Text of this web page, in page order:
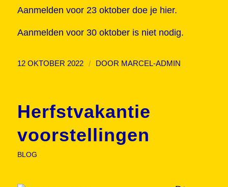
Aanmelden voor 23 oktober doe je hier.
Aanmelden voor 30 oktober is niet nodig.
12 OKTOBER 2022 / DOOR MARCEL-ADMIN
Herfstvakantie
voorstellingen
BLOG